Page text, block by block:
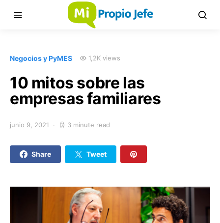
Negocios y PyMES 1,2K views
10 mitos sobre las
empresas familiares
junio 9, 2021 3 minute read
Share Tweet